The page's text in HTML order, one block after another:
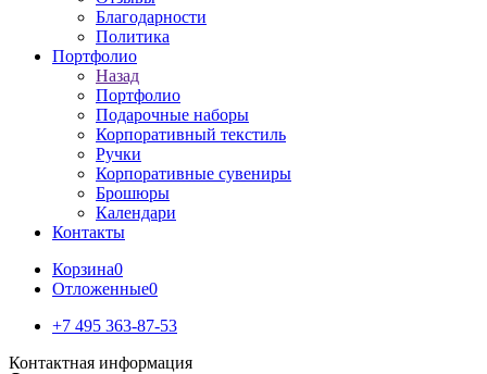
Благодарности
Политика
Портфолио
Назад
Портфолио
Подарочные наборы
Корпоративный текстиль
Ручки
Корпоративные сувениры
Брошюры
Календари
Контакты
Корзина0
Отложенные0
+7 495 363-87-53
Контактная информация